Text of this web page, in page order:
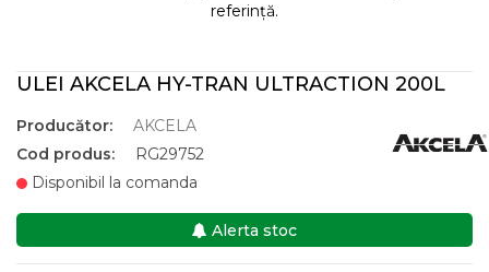
referință.
ULEI AKCELA HY-TRAN ULTRACTION 200L
Producător:
AKCELA
Cod produs:
RG29752
Disponibil la comanda
Alerta stoc